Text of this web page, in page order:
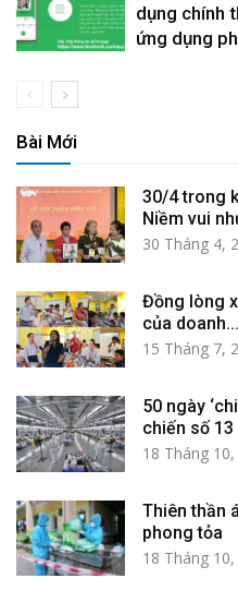
dụng chính
ứng dụng
Bài Mới
30/4 trong
Niềm vui
30 Tháng 4,
Đồng lòng
của doanh...
15 Tháng 7,
50 ngày
chiến số 13
18 Tháng
Thiên thần
phong tỏa
18 Tháng